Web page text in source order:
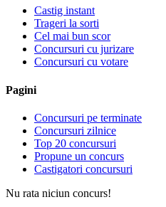
Castig instant
Trageri la sorti
Cel mai bun scor
Concursuri cu jurizare
Concursuri cu votare
Pagini
Concursuri pe terminate
Concursuri zilnice
Top 20 concursuri
Propune un concurs
Castigatori concursuri
Nu rata niciun concurs!